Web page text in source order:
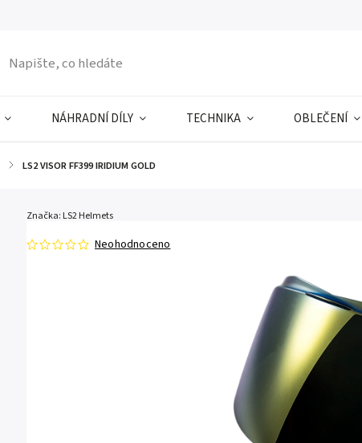
NÁHRADNÍ DÍLY TECHNIKA OBLEČENÍ
/ LS2 VISOR FF399 IRIDIUM GOLD
Neohodnoceno
Značka: LS2 Helmets